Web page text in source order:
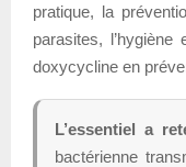
pratique, la
parasites,
doxycycline en
L’essentiel a
bactérienne